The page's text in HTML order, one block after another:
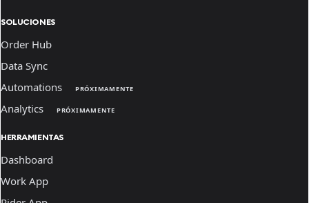
SOLUCIONES
Order Hub
Data Sync
Automations
PRÓXIMAMENTE
Analytics PRÓXIMAMENTE
HERRAMIENTAS
Dashboard
Work App